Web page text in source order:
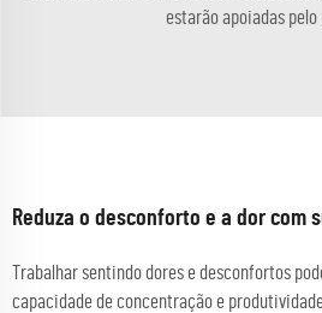
estarão apoiadas pelo
Reduza o desconforto e a dor com
Trabalhar sentindo dores e desconfortos
capacidade de concentração e